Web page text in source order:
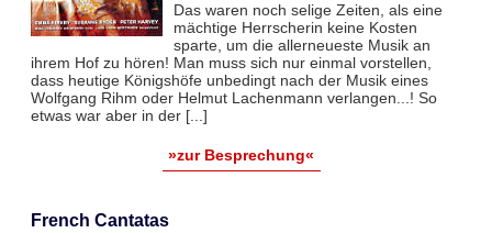
Das waren noch selige Zeiten, als eine
mächtige Herrscherin keine Kosten
sparte, um die allerneueste Musik an
ihrem Hof zu hören! Man muss sich nur einmal vorstellen,
dass heutige Königshöfe unbedingt nach der Musik eines
Wolfgang Rihm oder Helmut Lachenmann verlangen...! So
etwas war aber in der [...]
»zur Besprechung«
French Cantatas